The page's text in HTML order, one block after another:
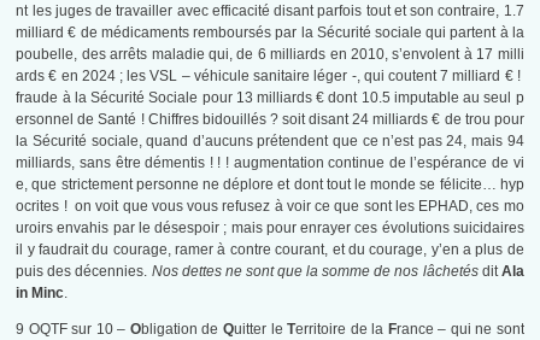
nt les juges de travailler avec efficacité disant parfois tout et son contraire, 1.7
milliard € de médicaments remboursés par la Sécurité sociale qui partent à la
poubelle, des arrêts maladie qui, de 6 milliards en 2010, s’envolent à 17 milli
ards € en 2024 ; les VSL – véhicule sanitaire léger -, qui coutent 7 milliard € !
fraude à la Sécurité Sociale pour 13 milliards € dont 10.5 imputable au seul p
ersonnel de Santé ! Chiffres bidouillés ? soit disant 24 milliards € de trou pour
la Sécurité sociale, quand d’aucuns prétendent que ce n’est pas 24, mais 94
milliards, sans être démentis ! ! ! augmentation continue de l’espérance de vi
e, que strictement personne ne déplore et dont tout le monde se félicite… hyp
ocrites ! on voit que vous vous refusez à voir ce que sont les EPHAD, ces mo
uroirs envahis par le désespoir ; mais pour enrayer ces évolutions suicidaires
il y faudrait du courage, ramer à contre courant, et du courage, y’en a plus de
puis des décennies. Nos dettes ne sont que la somme de nos lâchetésditAla
in Minc.
9 OQTF sur 10 – Obligation de Quitter leTerritoire de la France – qui ne sont